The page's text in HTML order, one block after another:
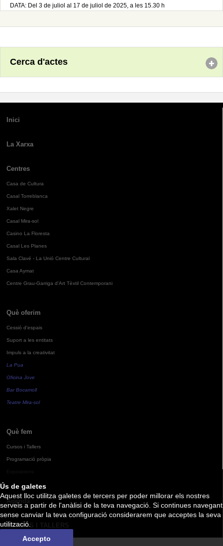
Ús de galetes
Aquest lloc utilitza galetes de tercers per poder millorar els nostres
serveis a partir de l'anàlisi de la teva navegació. Si continues navegant
sense canviar la teva configuració considerarem que acceptes la seva
utilització.
Accepto
DATA: Del 3 de juliol al 17 de juliol de 2025, a les 15.30 h
Cerca d'actes
Inici
La Xarxa
Centres
Casa de Cultura
Casal Torreblanca
Xalet Negre
Casal Mira-sol
Casino La Floresta
Casal Les Planes
Sala Clavé - La Unió Centre Cultural
Casa Aymat
Centre Grau-Garriga d'Art Tèxtil Contemporani
Què oferim
Cessió d'espais
Suport a les entitats
Impuls a la creativitat
La Pua
Oficina Jove
Bar Bocamoll
Teatre Mira-sol
Què fem
Cursos i Tallers
Programació pròpia
Agenda
CURSOS I TALLERS